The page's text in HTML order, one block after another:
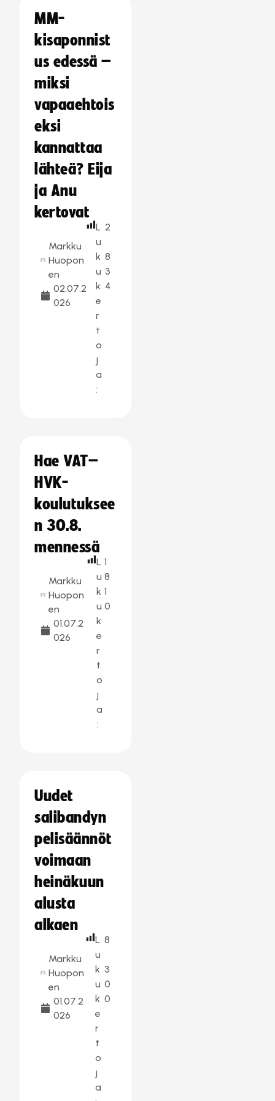
MM-
kisaponnist
us edessä –
miksi
vapaaehtois
eksi
kannattaa
lähteä? Eija
ja Anu
kertovat
Markku
Huopon
en
02.07.2
026
L
u
k
u
k
e
r
t
o
j
a
:
2
8
3
4
Hae VAT–
HVK-
koulutuksee
n 30.8.
mennessä
Markku
Huopon
en
01.07.2
026
L
u
k
u
k
e
r
t
o
j
a
:
1
8
1
0
Uudet
salibandyn
pelisäännöt
voimaan
heinäkuun
alusta
alkaen
Markku
Huopon
en
01.07.2
026
L
u
k
u
k
e
r
t
o
j
a
8
3
0
0